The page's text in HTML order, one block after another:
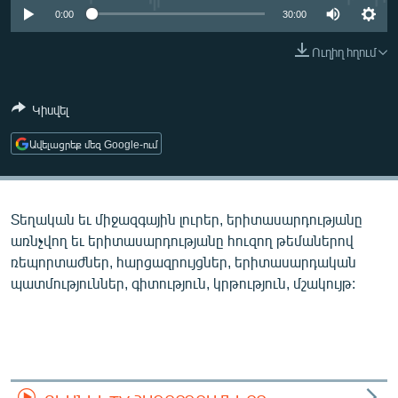
ՄԻՋԱԶԳԱՅԻՆ
ՄԵԿՆԱԲԱՆՈՒԹՅՈՒՆ
ՏՏ ԵՒ ԻՆՏԵՐՆԵՏ
ԿՈՐՈՆԱՎԻՐՈՒՍ
ՏԵՍԱՆՅՈՒԹԵՐ
ԲԱՆԱՎԵՃ
Հայերեն
0:00 30:00
Ուղիղ հղում
Կիսվել
Ավելացրեք մեզ Google-ում
Տեղական եւ միջազգային լուրեր, երիտասարդությանը
առնչվող եւ երիտասարդությանը հուզող թեմաներով
ռեպորտաժներ, հարցազրույցներ, երիտասարդական
պատմություններ, գիտություն, կրթություն, մշակույթ: